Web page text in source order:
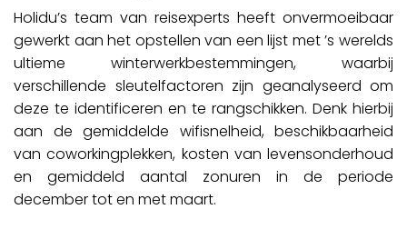
Holidu’s team van reisexperts heeft onvermoeibaar
gewerkt aan het opstellen van een lijst met ’s werelds
ultieme winterwerkbestemmingen, waarbij
verschillende sleutelfactoren zijn geanalyseerd om
deze te identificeren en te rangschikken. Denk hierbij
aan de gemiddelde wifisnelheid, beschikbaarheid
van coworkingplekken, kosten van levensonderhoud
en gemiddeld aantal zonuren in de periode
december tot en met maart.